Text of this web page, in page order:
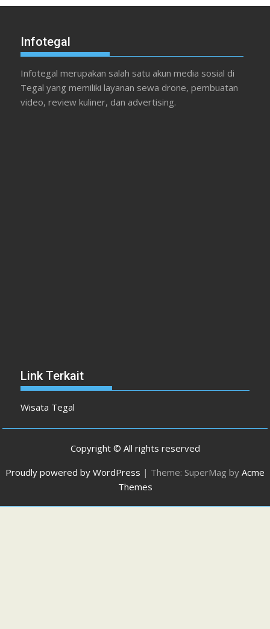
Infotegal
Infotegal merupakan salah satu akun media sosial di
Tegal yang memiliki layanan sewa drone, pembuatan
video, review kuliner, dan advertising.
Link Terkait
Wisata Tegal
Copyright © All rights reserved
Proudly powered by WordPress | Theme: SuperMag by Acme
Themes